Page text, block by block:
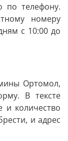
по телефону.
номеру
с 10:00 до
Ортомол,
В тексте
количество
и адрес